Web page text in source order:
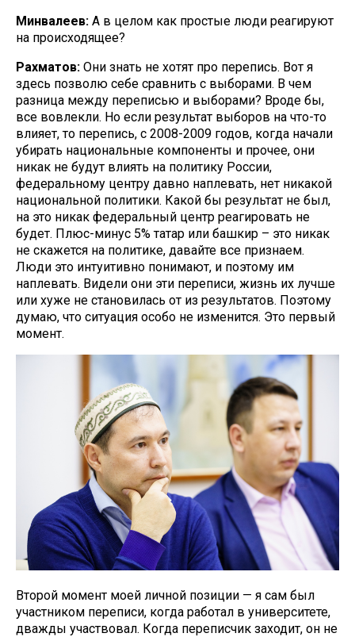
Минвалеев: А в целом как простые люди реагируют
на происходящее?
Рахматов: Они знать не хотят про перепись. Вот я
здесь позволю себе сравнить с выборами. В чем
разница между переписью и выборами? Вроде бы,
все вовлекли. Но если результат выборов на что-то
влияет, то перепись, с 2008-2009 годов, когда начали
убирать национальные компоненты и прочее, они
никак не будут влиять на политику России,
федеральному центру давно наплевать, нет никакой
национальной политики. Какой бы результат не был,
на это никак федеральный центр реагировать не
будет. Плюс-минус 5% татар или башкир – это никак
не скажется на политике, давайте все признаем.
Люди это интуитивно понимают, и поэтому им
наплевать. Видели они эти переписи, жизнь их лучше
или хуже не становилась от из результатов. Поэтому
думаю, что ситуация особо не изменится. Это первый
момент.
Второй момент моей личной позиции — я сам был
участником переписи, когда работал в университете,
дважды участвовал. Когда переписчик заходит, он не